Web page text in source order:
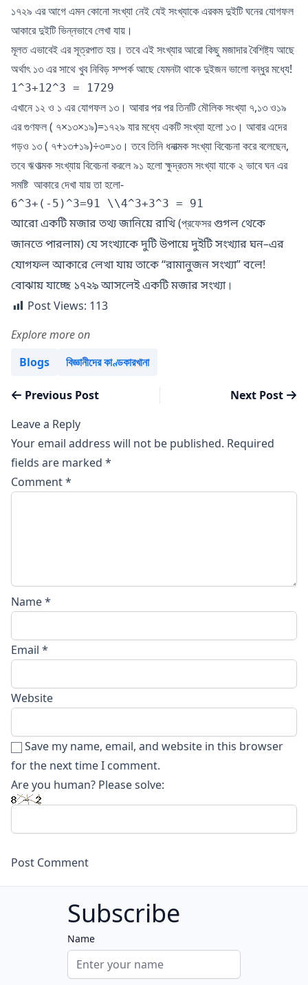
১৭২৯ এর আগে এমন কোনো সংখ্যা নেই যেই সংখ্যাকে এরকম দুইটি ঘনের যোগফল
আকারে দুইটি ভিন্নভাবে লেখা যায়।
মূলত এভাবেই এর সূত্রপাত হয়। তবে এই সংখ্যার আরো কিছু মজাদার বৈশিষ্ট্য আছে
অর্থাৎ ১৩ এর সাথে খুব নিবিড় সম্পর্ক আছে যেমনটা থাকে দুইজন ভালো বন্ধুর মধ্যে!
1^3+12^3 = 1729
এখানে ১২ ও ১ এর যোগফল ১৩। আবার পর পর তিনটি মৌলিক সংখ্যা ৭,১৩ ও১৯
এর গুণফল ( ৭×১৩×১৯)=১৭২৯ যার মধ্যে একটি সংখ্যা হলো ১৩। আবার এদের
গড়ও ১৩ ( ৭+১৩+১৯)÷৩=১৩। তবে তিনি ধনাত্মক সংখ্যা বিবেচনা করে বলেছেন,
তবে ঋণাত্মক সংখ্যায় বিবেচনা করলে ৯১ হলো ক্ষুদ্রতম সংখ্যা যাকে ২ ভাবে ঘন এর
সমষ্টি আকারে দেখা যায় তা হলো-
6^3+(-5)^3=91 \\4^3+3^3 = 91
আরোএকটিমজারতথ্যজানিয়েরাখি(প্রফেসরগুগলথেকে
জানতেপারলাম)যেসংখ্যাকেদুটিউপায়েদুইটিসংখ্যারঘন–এর
যোগফলআকারেলেখাযায়তাকে“রামানুজনসংখ্যা”বলে!
বোঝায়যাচ্ছে ১৭২৯আসলেইএকটিমজারসংখ্যা।
Post Views: 113
Explore more on
Posted in
Blogs বিজ্ঞানীদের কাণ্ডকারখানা
PostPrevious PostPrevious post:
Next Post
Leave a Reply
Your email address will not be published. Required
fields are marked *
Comment*
Name*
Email *
Website
Save my name, email, and website in this browser
for the next time I comment.
Are you human? Please solve:
Subscribe
Name